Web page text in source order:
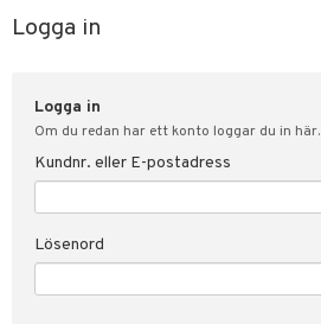
Hälsokost
Fitness
Hem & Inredning
Leksaker, Barn & Baby
Varumärken
Logga in
Logga in
Om du redan har ett konto loggar du in här.
Kundnr. eller E-postadress
Lösenord
svar